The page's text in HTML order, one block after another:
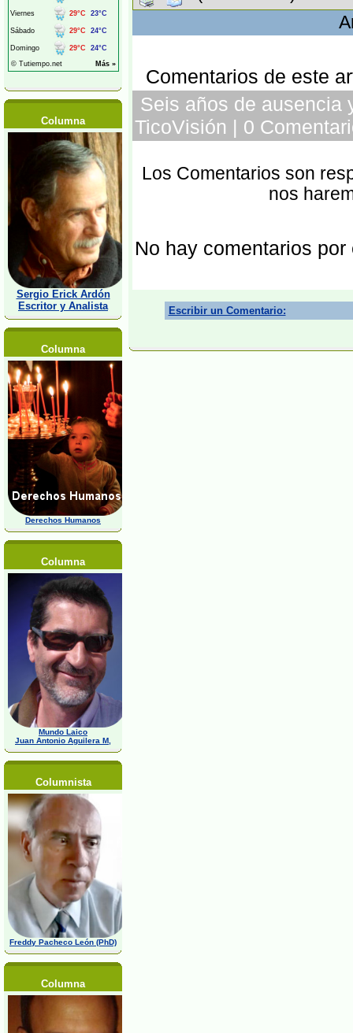
Columna
Sergio Erick Ardón
Escritor y Analista
Columna
Derechos Humanos
Columna
Mundo Laico
Juan Antonio Aguilera M,
Columnista
Freddy Pacheco León (PhD)
Columna
Comentarios de este
Seis años de ausencia
TicoVisión | 0
Los Comentarios son
nos
No hay comentarios por
Escribir un Comentario: